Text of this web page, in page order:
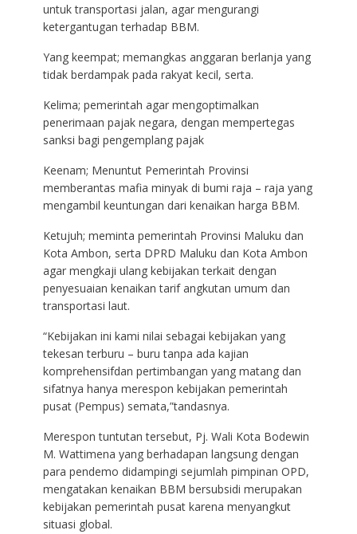
untuk transportasi jalan, agar mengurangi
ketergantugan terhadap BBM.
Yang keempat; memangkas anggaran berlanja yang
tidak berdampak pada rakyat kecil, serta.
Kelima; pemerintah agar mengoptimalkan
penerimaan pajak negara, dengan mempertegas
sanksi bagi pengemplang pajak
Keenam; Menuntut Pemerintah Provinsi
memberantas mafia minyak di bumi raja – raja yang
mengambil keuntungan dari kenaikan harga BBM.
Ketujuh; meminta pemerintah Provinsi Maluku dan
Kota Ambon, serta DPRD Maluku dan Kota Ambon
agar mengkaji ulang kebijakan terkait dengan
penyesuaian kenaikan tarif angkutan umum dan
transportasi laut.
“Kebijakan ini kami nilai sebagai kebijakan yang
tekesan terburu – buru tanpa ada kajian
komprehensifdan pertimbangan yang matang dan
sifatnya hanya merespon kebijakan pemerintah
pusat (Pempus) semata,”tandasnya.
Merespon tuntutan tersebut, Pj. Wali Kota Bodewin
M. Wattimena yang berhadapan langsung dengan
para pendemo didampingi sejumlah pimpinan OPD,
mengatakan kenaikan BBM bersubsidi merupakan
kebijakan pemerintah pusat karena menyangkut
situasi global.